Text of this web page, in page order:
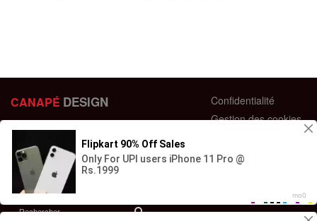
CANAPÉ DESIGN
44 bis Rue des Bardines
63370 Lempdes, France
+33 658358352
Confidentialité
Gestion des cookies
Retour et échange
Contactez-nous